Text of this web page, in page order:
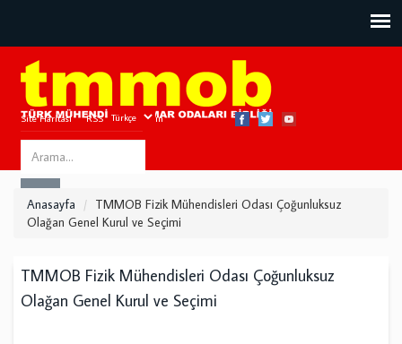
Site Haritası RSS Bize Ulaşın
Search
this
site
Anasayfa
TMMOB Fizik Mühendisleri Odası Çoğunluksuz
Olağan Genel Kurul ve Seçimi
TMMOB Fizik Mühendisleri Odası Çoğunluksuz
Olağan Genel Kurul ve Seçimi